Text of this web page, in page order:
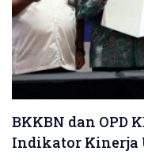
BKKBN dan OPD
Indikator Kinerja